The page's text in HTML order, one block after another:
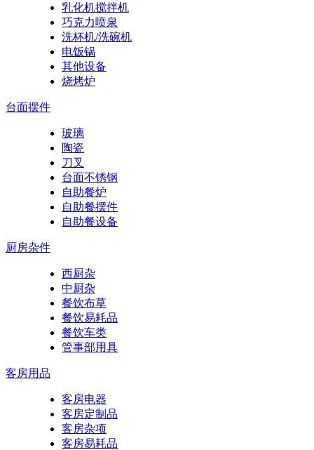
乳化机搅拌机
巧克力喷泉
洗杯机/洗碗机
电饭锅
其他设备
烧烤炉
台面摆件
玻璃
陶瓷
刀叉
台面不锈钢
自助餐炉
自助餐摆件
自助餐设备
厨房杂件
西厨杂
中厨杂
餐饮布草
餐饮易耗品
餐饮车类
管事部用具
客房用品
客房电器
客房定制品
客房杂项
客房易耗品